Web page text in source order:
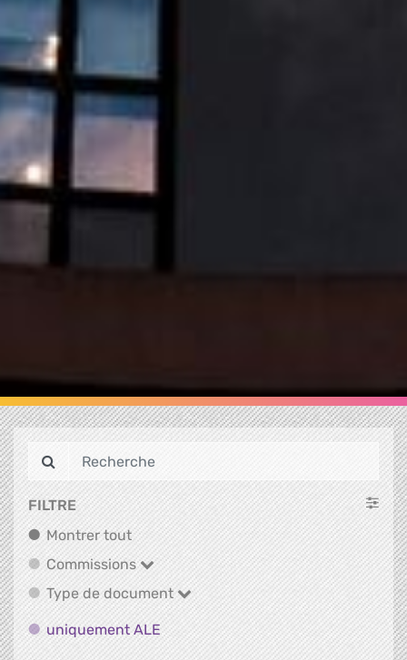
FILTRE
Montrer toutMontrer tout
Commissions
Commissions
Type de document
Type de document
uniquement ALE uniquement ALE